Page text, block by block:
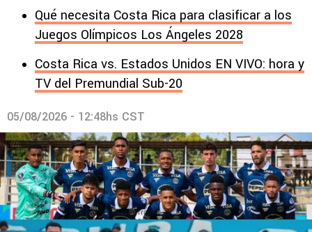
Qué necesita Costa Rica para clasificar a los
Juegos Olímpicos Los Ángeles 2028
Costa Rica vs. Estados Unidos EN VIVO: hora y
TV del Premundial Sub-20
05/08/2026 - 12:48hs CST